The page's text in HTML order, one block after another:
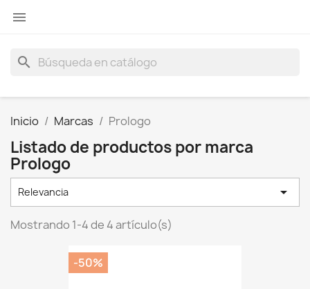

search
Inicio Marcas Prologo
Listado de productos por marca
Prologo
Relevancia 
Mostrando 1-4 de 4 artículo(s)
-50%